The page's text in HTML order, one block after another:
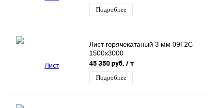
Подробнее
Лист горячекатаный 3 мм 09Г2С
1500х3000
45 350 руб. / т
Подробнее